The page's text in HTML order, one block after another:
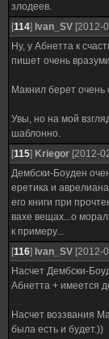
злодеев.
[114] Ivan_SV [2012-
Ну, у Абнетта к
пишет очень
Макнил берет
Увы, но на мой
шаблонно.
[115] Kriegor [2012-
Дембски-Боуден
еретика и
его книги при
вахе вещах...о
к примеру...
[116] Ivan_SV [2012-
Насчет Дембски-
Абнетта + имеется
Насчет воззвания
была есть и будет.))